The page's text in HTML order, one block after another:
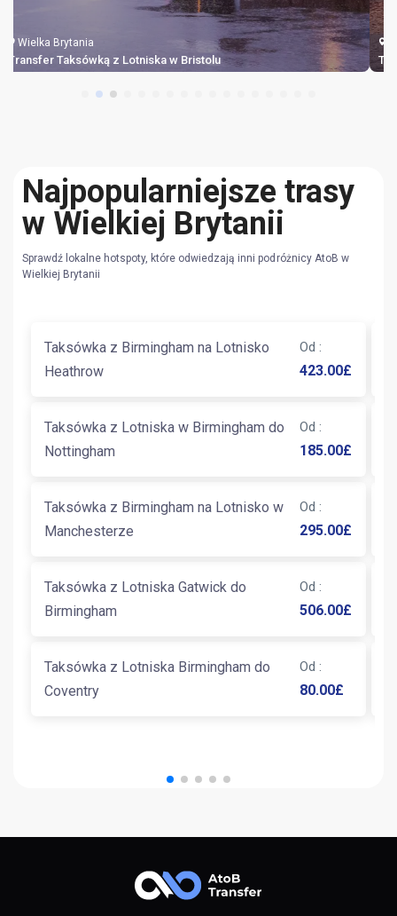
Wielka Brytania
Transfer Taksówką na Międzynarodowym Lotnisku Belfast
Najpopularniejsze trasy
w Wielkiej Brytanii
Sprawdź lokalne hotspoty, które odwiedzają inni podróżnicy AtoB w
Wielkiej Brytanii
Taksówka z Birmingham na Lotnisko
Heathrow
Od :
423.00£
Taksówka z Lotniska w Birmingham do
Nottingham
Od :
185.00£
Taksówka z Birmingham na Lotnisko w
Manchesterze
Od :
295.00£
Taksówka z Lotniska Gatwick do
Birmingham
Od :
506.00£
Taksówka z Lotniska Birmingham do
Coventry
Od :
80.00£